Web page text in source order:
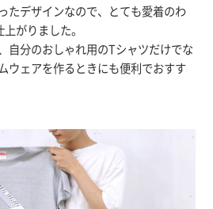
たデザインなので、とても愛着のわ
がりました。
自分のおしゃれ用のTシャツだけでな
ウェアを作るときにも便利でおすす